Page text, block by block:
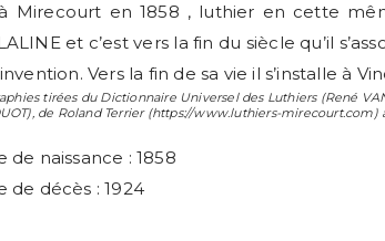
Mirecourt en 1858 , luthier en cette
et c’est vers la fin du siècle qu’il
Vers la fin de sa vie il s’installe à
tirées du Dictionnaire Universel des Luthiers (René
), de Roland Terrier(https://www.luthiers-mirecourt.com)
de naissance : 1858
de décès : 1924